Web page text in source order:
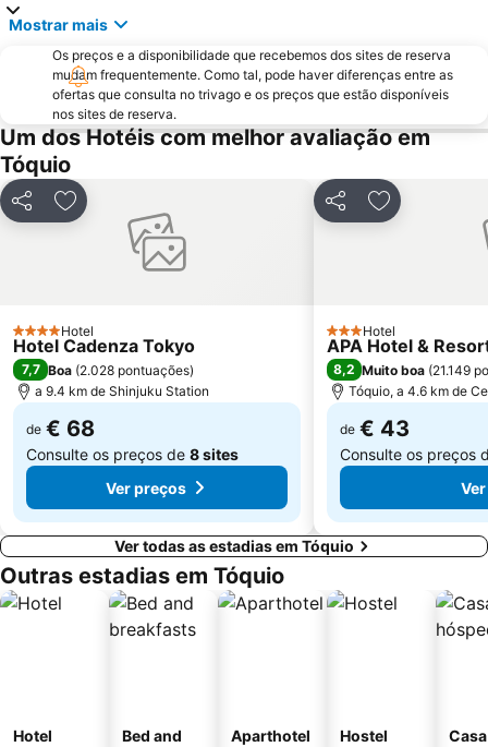
Haneda Airport International Terminal Station
Shinagawa
Minato
Prefeitura Metropolitana de Tóquio
Ebisu Station
Omotesando Station
Kawasaki Station
Akasaka Metro Station
Nihonbashi Station-Tokyo
Haneda Airport Terminal 2
Shimbashi Metro Station
Hatchōbori Metro Station
Mostrar mais
Os preços e a disponibilidade que recebemos dos sites de reserva
mudam frequentemente. Como tal, pode haver diferenças entre as
ofertas que consulta no trivago e os preços que estão disponíveis
nos sites de reserva.
Um dos Hotéis com melhor avaliação em
Tóquio
PartilharAdicionar aos favoritos
4 Estrelas
Hotel
Hotel Cadenza Tokyo
7,7 Boa (2.028 pontuações)
a 9.4 km de Shinjuku Station
de € 68
Consulte os preços de 8 sites
Ver preços
PartilharAdicionar
3 Estrelas
Hotel
APA Hotel &
8,2 Muito boa (21.149
Tóquio, a 4.6 km de
de € 43
Consulte os preços
Ver todas as estadias em Tóquio
Outras estadias em Tóquio
Hotel
Bed and
Aparthotel Hostel